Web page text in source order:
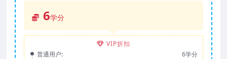
6学分
VIP折扣
普通用户:
6学分